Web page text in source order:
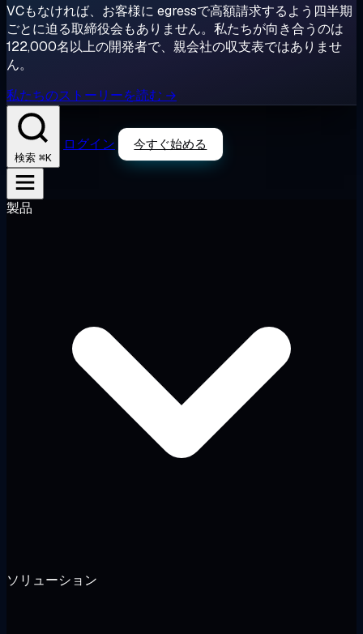
VCもなければ、お客様に egressで高額請求するよう四半期
ごとに迫る取締役会もありません。私たちが向き合うのは
122,000名以上の開発者で、親会社の収支表ではありませ
ん。
私たちのストーリーを読む →
検索 ⌘K
ログイン 今すぐ始める
製品
ソリューション